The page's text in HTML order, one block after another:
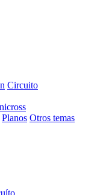
Circuito
Planos Otros temas